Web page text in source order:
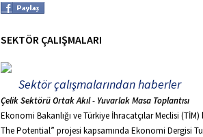
SEKTÖR ÇALIŞMALARI
Sektör çalışmalarından haberler
Çelik Sektörü Ortak Akıl - Yuvarlak Masa Toplantısı
Ekonomi Bakanlığı ve Türkiye İhracatçılar Meclisi
The Potential” projesi kapsamında Ekonomi Dergisi